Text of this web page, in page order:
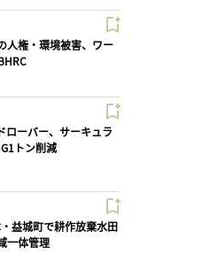
人権・環境被害、ワー
ローバー、サーキュラ
トン削減
益城町で耕作放棄水田
一体管理